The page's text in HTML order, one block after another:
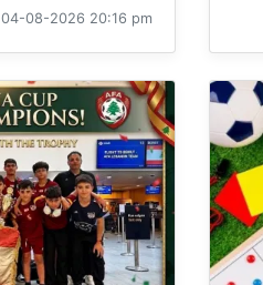
04-08-2026 20:16 pm